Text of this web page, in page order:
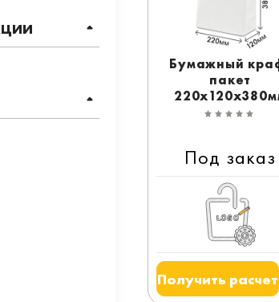
Бумажный
пакет
белый с
Под заказ
Получить расчет